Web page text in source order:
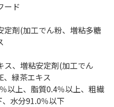
ード
定剤(加工でん粉、増粘多糖
ス、増粘安定剤(加工でん
、緑茶エキス
以上、脂質0.4％以上、粗繊
水分91.0％以下